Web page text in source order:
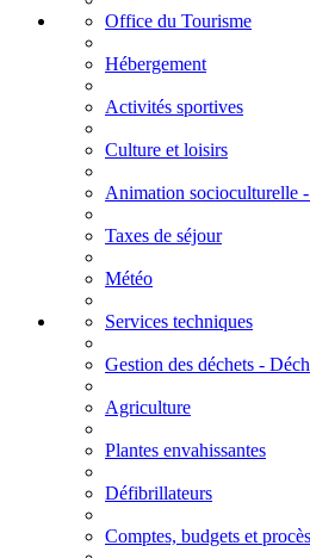
Office du Tourisme
Hébergement
Activités sportives
Culture et loisirs
Animation socioculturelle -
Taxes de séjour
Météo
Services techniques
Gestion des déchets -
Agriculture
Plantes envahissantes
Défibrillateurs
Comptes, budgets et